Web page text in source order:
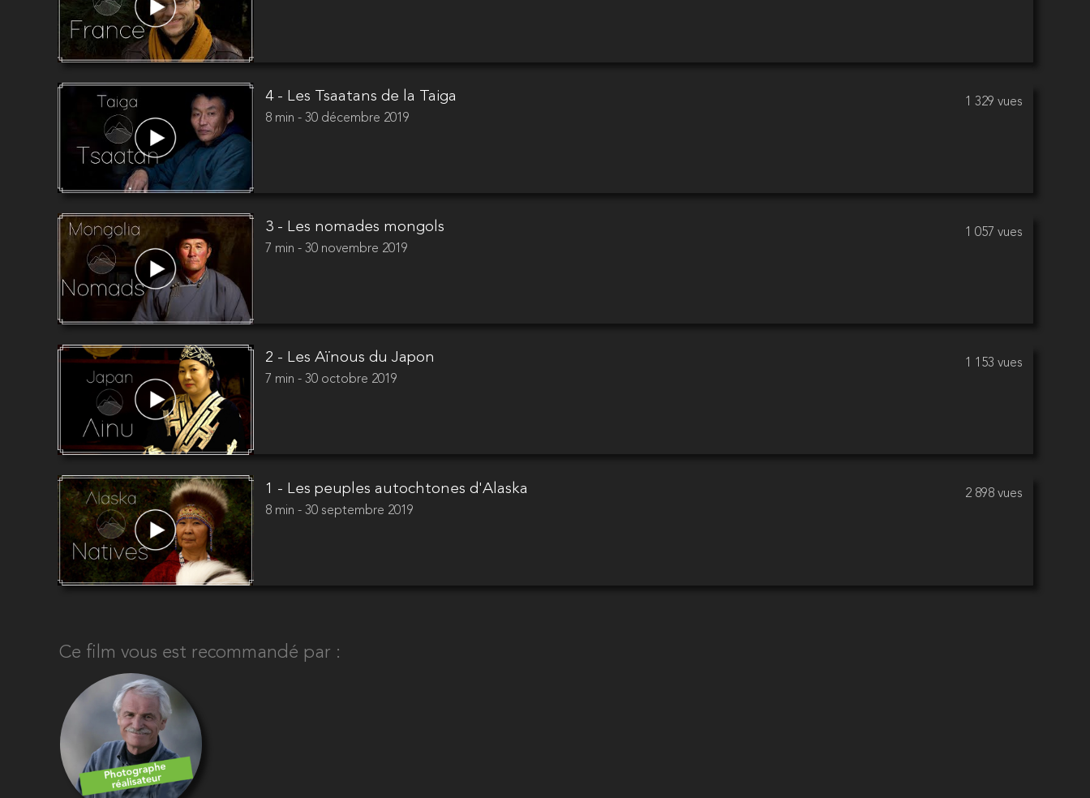
4 - Les Tsaatans de la Taiga
8 min - 30 décembre 2019
1 329 vues
3 - Les nomades mongols
7 min - 30 novembre 2019
1 057 vues
2 - Les Aïnous du Japon
7 min - 30 octobre 2019
1 153 vues
1 - Les peuples autochtones d'Alaska
8 min - 30 septembre 2019
2 898 vues
Ce film vous est recommandé par :